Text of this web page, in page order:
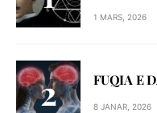
1 MARS, 2026
FUQIA E
8 JANAR, 2026